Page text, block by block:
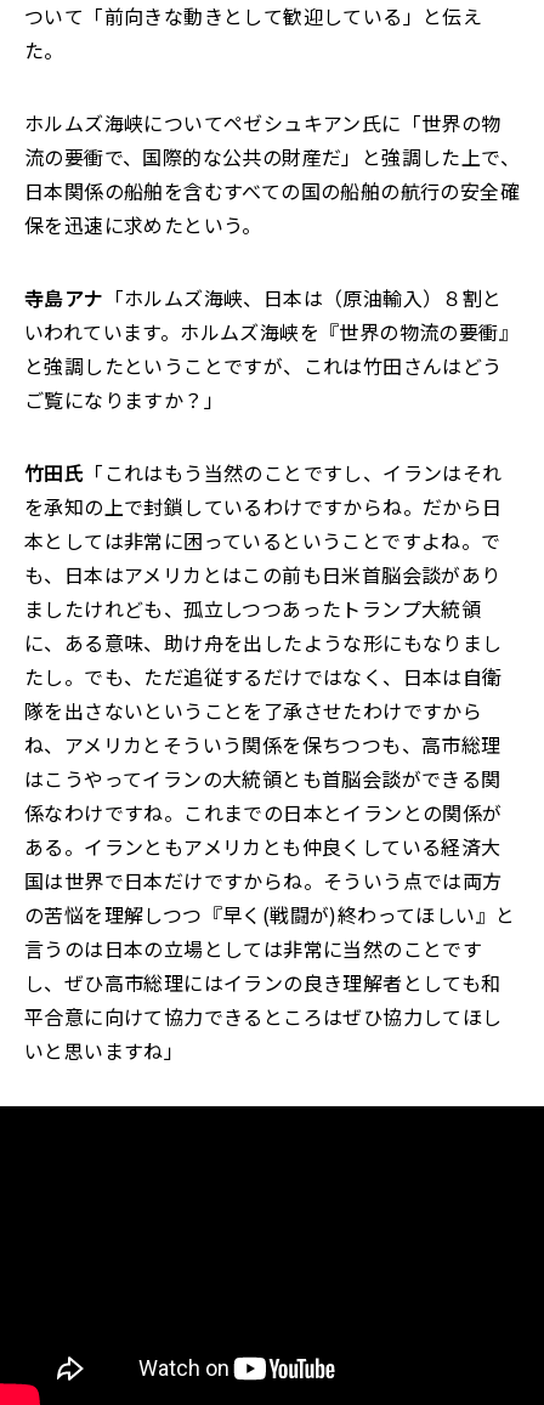
ついて「前向きな動きとして歓迎している」と伝え
た。
ホルムズ海峡についてペゼシュキアン氏に「世界の物
流の要衝で、国際的な公共の財産だ」と強調した上で、
日本関係の船舶を含むすべての国の船舶の航行の安全確
保を迅速に求めたという。
寺島アナ 「ホルムズ海峡、日本は（原油輸入）８割と
いわれています。ホルムズ海峡を『世界の物流の要衝』
と強調したということですが、これは竹田さんはどう
ご覧になりますか？」
竹田氏 「これはもう当然のことですし、イランはそれ
を承知の上で封鎖しているわけですからね。だから日
本としては非常に困っているということですよね。で
も、日本はアメリカとはこの前も日米首脳会談があり
ましたけれども、孤立しつつあったトランプ大統領
に、ある意味、助け舟を出したような形にもなりまし
たし。でも、ただ追従するだけではなく、日本は自衛
隊を出さないということを了承させたわけですから
ね、アメリカとそういう関係を保ちつつも、高市総理
はこうやってイランの大統領とも首脳会談ができる関
係なわけですね。これまでの日本とイランとの関係が
ある。イランともアメリカとも仲良くしている経済大
国は世界で日本だけですからね。そういう点では両方
の苦悩を理解しつつ『早く(戦闘が)終わってほしい』と
言うのは日本の立場としては非常に当然のことです
し、ぜひ高市総理にはイランの良き理解者としても和
平合意に向けて協力できるところはぜひ協力してほし
いと思いますね」